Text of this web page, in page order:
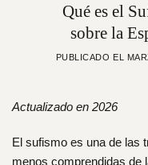
Qué es el
sobre la
PUBLICADO EL
Actualizado en 2026
El sufismo es una de las
menos comprendidas de